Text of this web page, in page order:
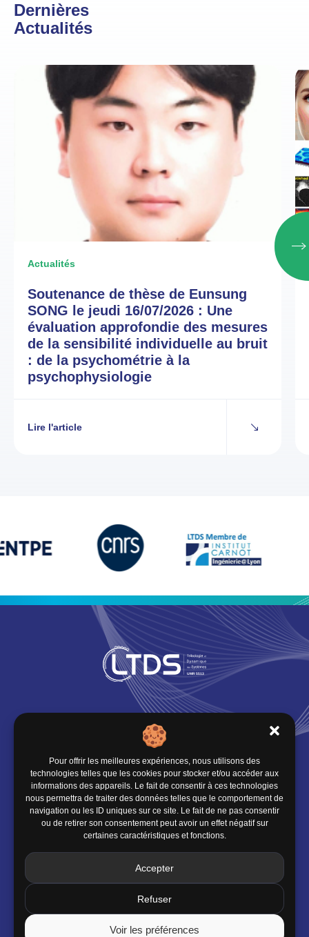
Pour offrir les meilleures expériences, nous utilisons des
technologies telles que les cookies pour stocker et/ou accéder aux
informations des appareils. Le fait de consentir à ces technologies
nous permettra de traiter des données telles que le comportement de
navigation ou les ID uniques sur ce site. Le fait de ne pas consentir
ou de retirer son consentement peut avoir un effet négatif sur
certaines caractéristiques et fonctions.
Accepter
Refuser
Voir les préférences
Dernières
Actualités
Actualités
Soutenance de thèse de Eunsung
SONG le jeudi 16/07/2026 : Une
évaluation approfondie des mesures
de la sensibilité individuelle au bruit
: de la psychométrie à la
psychophysiologie
Lire l'article
Où nous trouver
Organisation du LTDS
Contact
École Centrale de Lyon
36 avenue Guy de Collongue
69134 Écully CEDEX
04 72 18 60 00